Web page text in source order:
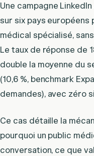
Une campagne
sur six pays européens
médical spécialisé,
Le taux de réponse de
double la moyenne du
(10,6 %, benchmark
demandes), avec zéro
Ce cas détaille la
pourquoi un public
conversation, ce que